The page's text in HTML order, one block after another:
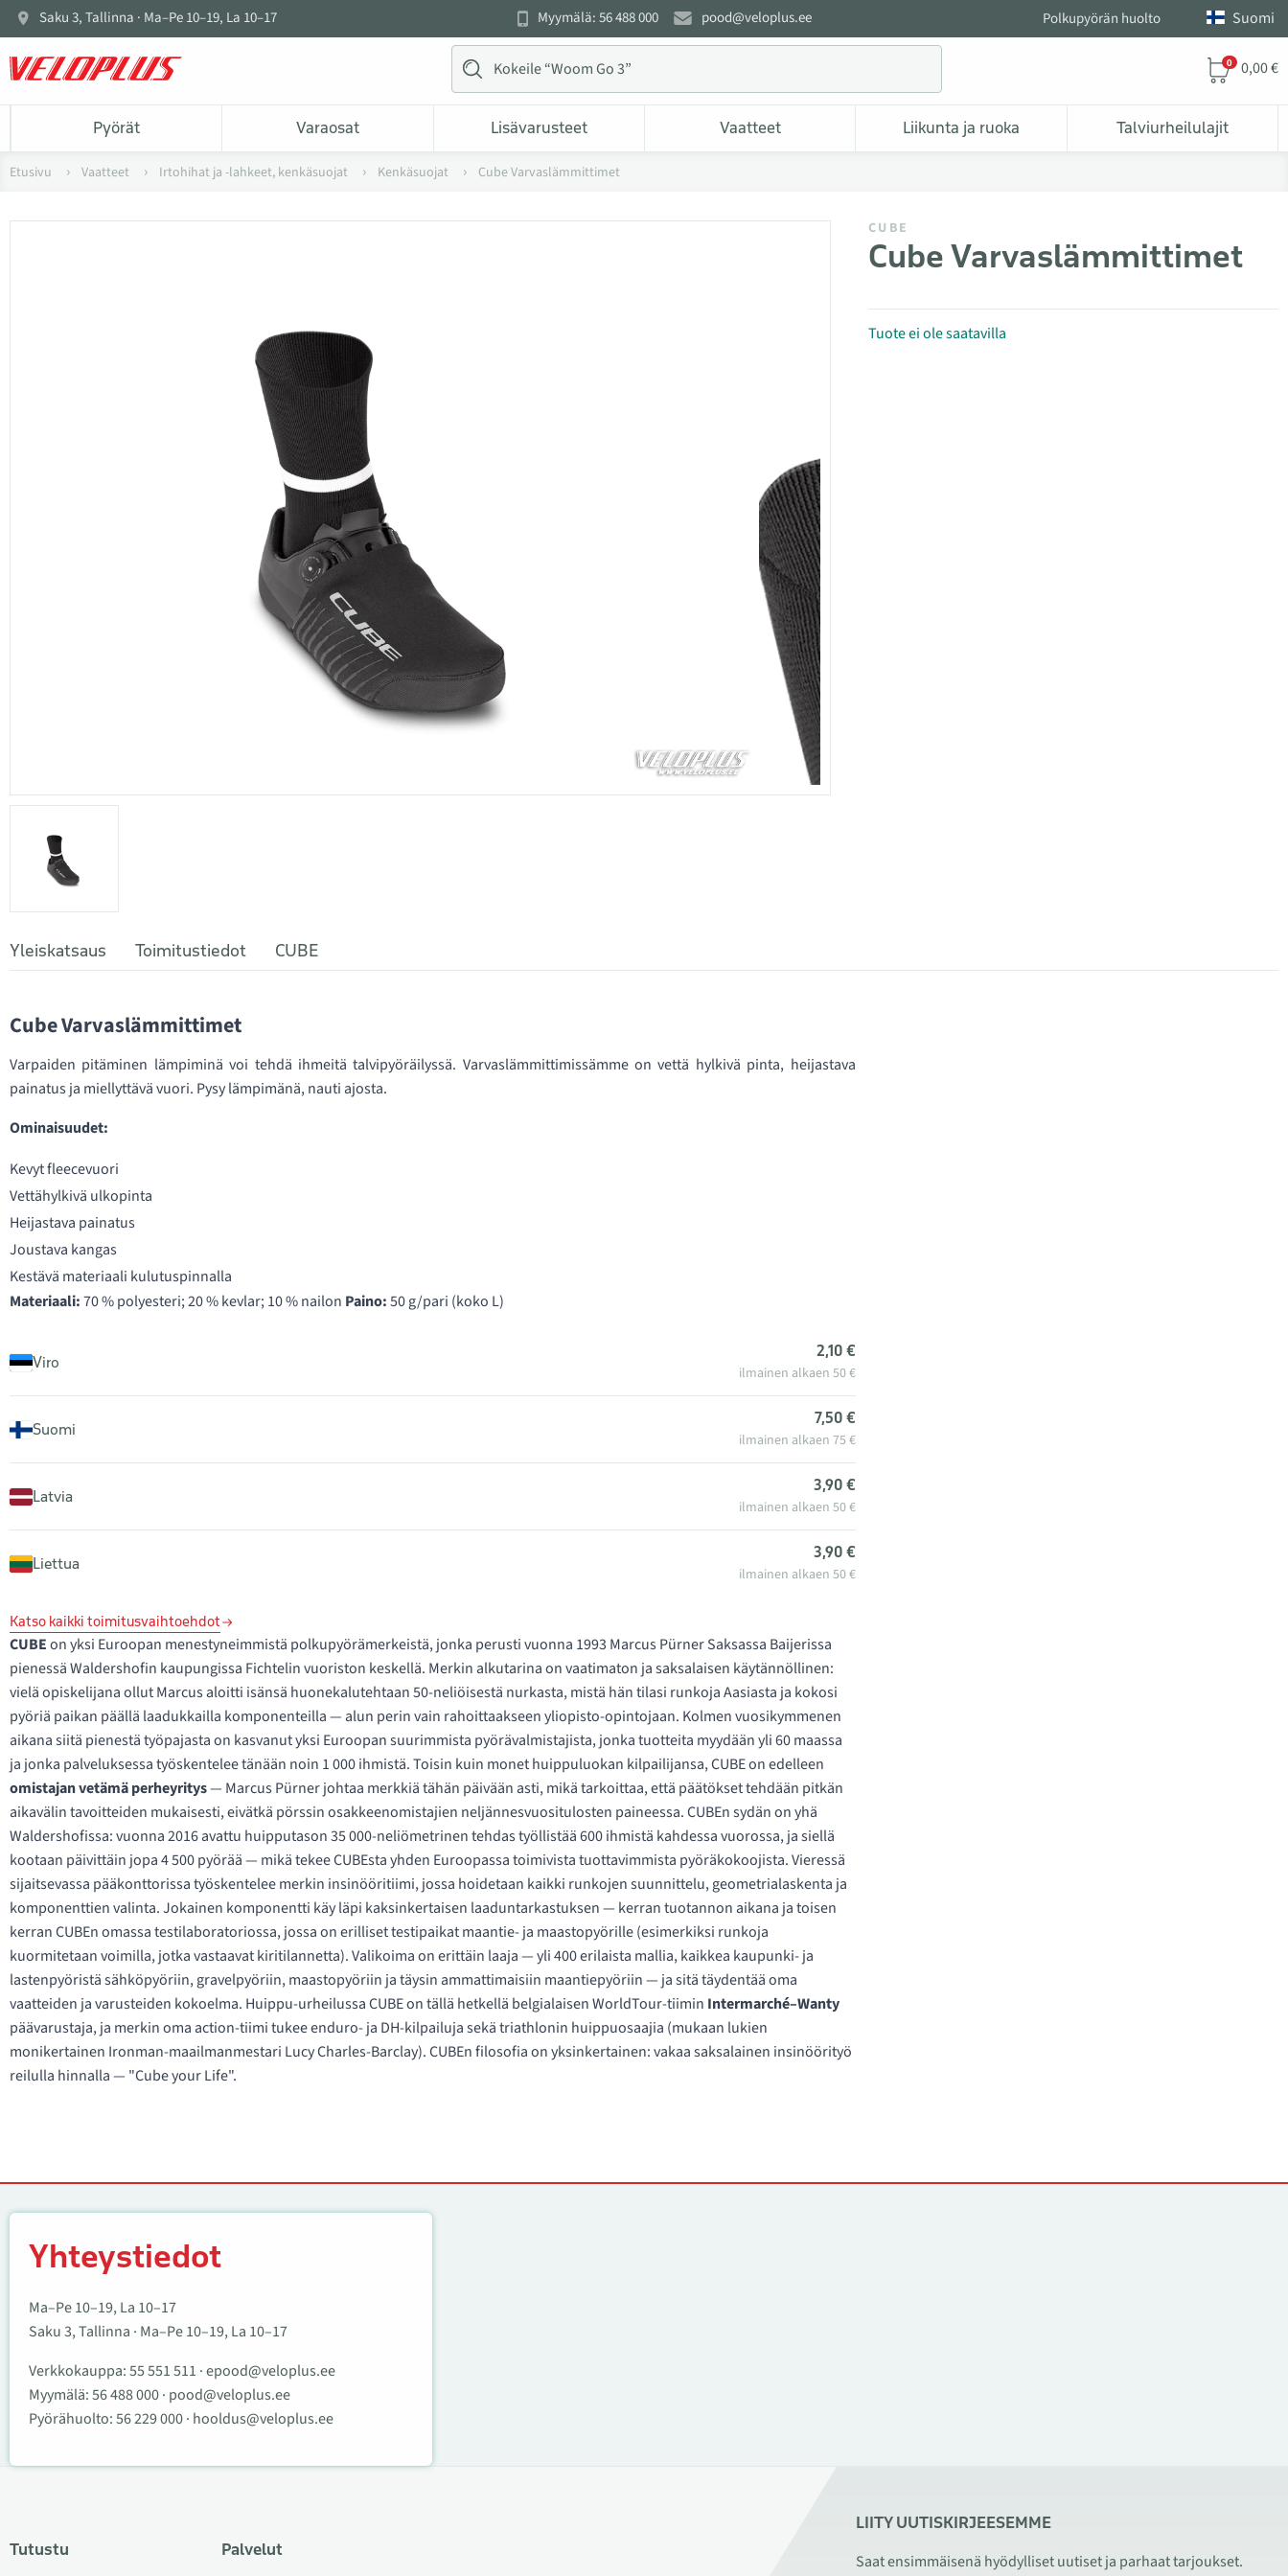
Saku 3, Tallinna · Ma–Pe 10–19, La 10–17 Myymälä: 56 488 000 pood@veloplus.ee Polkupyörän huolto Suomi
0 0,00 €
Pyörät Varaosat Lisävarusteet Vaatteet Liikunta ja ruoka Talviurheilulajit
Etusivu Vaatteet Irtohihat ja -lahkeet, kenkäsuojat Kenkäsuojat Cube Varvaslämmittimet
CUBE
Cube Varvaslämmittimet
Tuote ei ole saatavilla
Yleiskatsaus Toimitustiedot CUBE
Cube Varvaslämmittimet
Varpaiden pitäminen lämpiminä voi tehdä ihmeitä talvipyöräilyssä. Varvaslämmittimissämme on vettä hylkivä pinta, heijastava
painatus ja miellyttävä vuori. Pysy lämpimänä, nauti ajosta.
Ominaisuudet:
Kevyt fleecevuori
Vettähylkivä ulkopinta
Heijastava painatus
Joustava kangas
Kestävä materiaali kulutuspinnalla
Materiaali:70 % polyesteri; 20 % kevlar; 10 % nailon Paino:50 g/pari (koko L)
Viro
2,10 €
ilmainen alkaen 50 €
Suomi
7,50 €
ilmainen alkaen 75 €
Latvia
3,90 €
ilmainen alkaen 50 €
Liettua
3,90 €
ilmainen alkaen 50 €
Katso kaikki toimitusvaihtoehdot
CUBEon yksi Euroopan menestyneimmistä polkupyörämerkeistä, jonka perusti vuonna 1993 Marcus Pürner Saksassa Baijerissa
pienessä Waldershofin kaupungissa Fichtelin vuoriston keskellä. Merkin alkutarina on vaatimaton ja saksalaisen käytännöllinen:
vielä opiskelijana ollut Marcus aloitti isänsä huonekalutehtaan 50-neliöisestä nurkasta, mistä hän tilasi runkoja Aasiasta ja kokosi
pyöriä paikan päällä laadukkailla komponenteilla — alun perin vain rahoittaakseen yliopisto-opintojaan. Kolmen vuosikymmenen
aikana siitä pienestä työpajasta on kasvanut yksi Euroopan suurimmista pyörävalmistajista, jonka tuotteita myydään yli 60 maassa
ja jonka palveluksessa työskentelee tänään noin 1 000 ihmistä. Toisin kuin monet huippuluokan kilpailijansa, CUBE on edelleen
omistajan vetämä perheyritys— Marcus Pürner johtaa merkkiä tähän päivään asti, mikä tarkoittaa, että päätökset tehdään pitkän
aikavälin tavoitteiden mukaisesti, eivätkä pörssin osakkeenomistajien neljännesvuositulosten paineessa. CUBEn sydän on yhä
Waldershofissa: vuonna 2016 avattu huipputason 35 000-neliömetrinen tehdas työllistää 600 ihmistä kahdessa vuorossa, ja siellä
kootaan päivittäin jopa 4 500 pyörää — mikä tekee CUBEsta yhden Euroopassa toimivista tuottavimmista pyöräkokoojista. Vieressä
sijaitsevassa pääkonttorissa työskentelee merkin insinööritiimi, jossa hoidetaan kaikki runkojen suunnittelu, geometrialaskenta ja
komponenttien valinta. Jokainen komponentti käy läpi kaksinkertaisen laaduntarkastuksen — kerran tuotannon aikana ja toisen
kerran CUBEn omassa testilaboratoriossa, jossa on erilliset testipaikat maantie- ja maastopyörille (esimerkiksi runkoja
kuormitetaan voimilla, jotka vastaavat kiritilannetta). Valikoima on erittäin laaja — yli 400 erilaista mallia, kaikkea kaupunki- ja
lastenpyöristä sähköpyöriin, gravelpyöriin, maastopyöriin ja täysin ammattimaisiin maantiepyöriin — ja sitä täydentää oma
vaatteiden ja varusteiden kokoelma. Huippu-urheilussa CUBE on tällä hetkellä belgialaisen WorldTour-tiimin Intermarché–Wanty
päävarustaja, ja merkin oma action-tiimi tukee enduro- ja DH-kilpailuja sekä triathlonin huippuosaajia (mukaan lukien
monikertainen Ironman-maailmanmestari Lucy Charles-Barclay). CUBEn filosofia on yksinkertainen: vakaa saksalainen insinöörityö
reilulla hinnalla — "Cube your Life".
Yhteystiedot
Ma–Pe 10–19, La 10–17
Saku 3, Tallinna · Ma–Pe 10–19, La 10–17
Verkkokauppa:55 551 511 ·epood@veloplus.ee
Myymälä:56 488 000· pood@veloplus.ee
Pyörähuolto:56 229 000· hooldus@veloplus.ee
Tutustu Palvelut
LIITY UUTISKIRJEESEMME
Saat ensimmäisenä hyödylliset uutiset ja parhaat tarjoukset.